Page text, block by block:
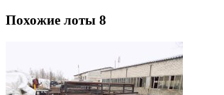
Похожие лоты 8